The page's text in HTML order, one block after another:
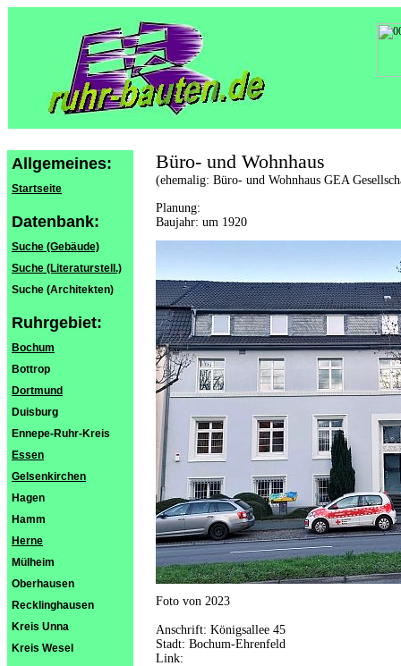
Allgemeines:
Startseite
Datenbank:
Suche (Gebäude)
Suche (Literaturstell.)
Suche (Architekten)
Ruhrgebiet:
Bochum
Bottrop
Dortmund
Duisburg
Ennepe-Ruhr-Kreis
Essen
Gelsenkirchen
Hagen
Hamm
Herne
Mülheim
Oberhausen
Recklinghausen
Kreis Unna
Kreis Wesel
Büro- und Wohnhaus
(ehemalig: Büro- und Wohnhaus GEA
Planung:
Baujahr: um 1920
Foto von 2023
Anschrift: Königsallee 45
Stadt: Bochum-Ehrenfeld
Link: